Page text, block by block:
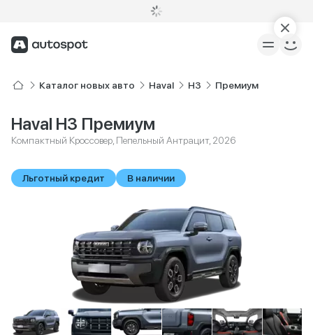
Каталог новых авто Haval H3 Премиум
Haval H3 Премиум
Компактный Кроссовер, Пепельный Антрацит, 2026
Льготный кредит В наличии